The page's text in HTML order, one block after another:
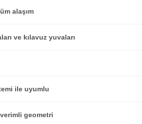
alaşım
ve kılavuz yuvaları
ile uyumlu
geometri